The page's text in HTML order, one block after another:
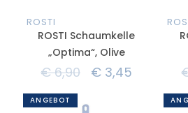
ROSTI
ROSTI Schaumkelle
„Optima“, Olive
€6,90 € 3,45
ANGEBOT